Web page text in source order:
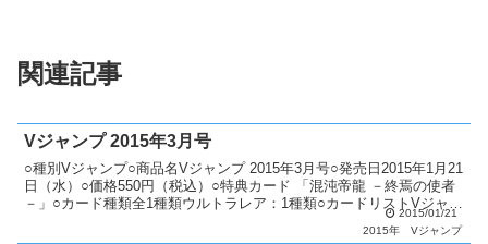
関連記事
Vジャンプ 2015年3月号
○種別Vジャンプ○商品名Vジャンプ 2015年3月号○発売日2015年1月21
日（水）○価格550円（税込）○特典カード 「混沌帝龍 －終焉の使者
－」○カード種類全1種類ウルトラレア：1種類○カードリストVジャン
2015/01/21
2015年
Vジャンプ